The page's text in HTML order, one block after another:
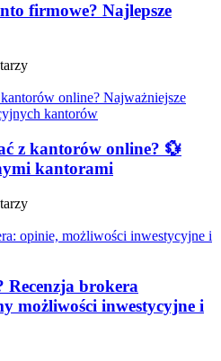
firmowe? Najlepsze
z kantorów online? 💱
kantorami
Recenzja brokera
możliwości inwestycyjne i